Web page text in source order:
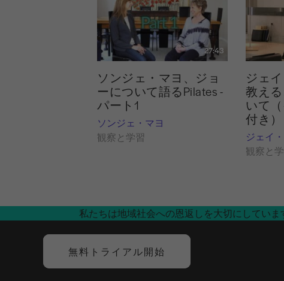
27:43
ソンジェ・マヨ、ジョ
ーについて語るPilates -
パート1
ソンジェ・マヨ
観察と学習
ジェ
教え
いて
付き）
ジェイ
観察と
私たちは地域社会への恩返しを大切にしていま
無料トライアル開始